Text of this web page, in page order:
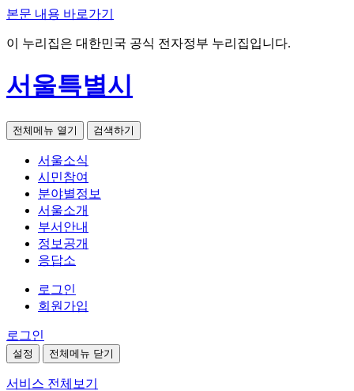
본문 내용 바로가기
이 누리집은 대한민국 공식 전자정부 누리집입니다.
서울특별시
전체메뉴 열기 검색하기
서울소식
시민참여
분야별정보
서울소개
부서안내
정보공개
응답소
로그인
회원가입
로그인
설정 전체메뉴 닫기
서비스 전체보기